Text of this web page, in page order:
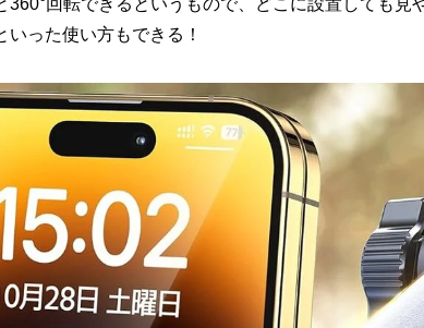
いった使い方もできる！